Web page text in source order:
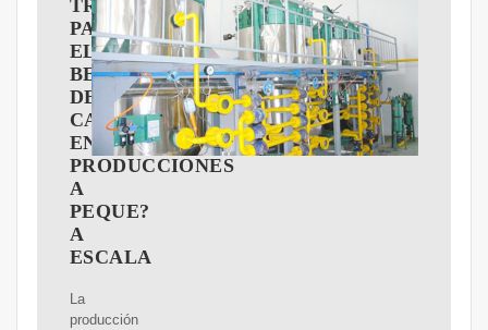
TRADICIONALES
PARA
EL
BENEFICIO
DEL
CACAO
EN
PRODUCCIONES
A
PEQUE?
A
ESCALA
La
producción